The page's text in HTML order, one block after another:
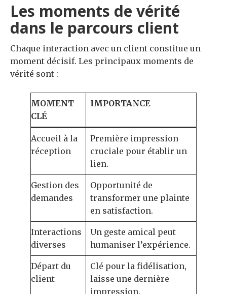
Les moments de vérité
dans le parcours client
Chaque interaction avec un client constitue un
moment décisif. Les principaux moments de
vérité sont :
MOMENT
CLÉ
IMPORTANCE
Accueil à la
réception
Première impression
cruciale pour établir un
lien.
Gestion des
demandes
Opportunité de
transformer une plainte
en satisfaction.
Interactions
diverses
Un geste amical peut
humaniser l’expérience.
Départ du
client
Clé pour la fidélisation,
laisse une dernière
impression.